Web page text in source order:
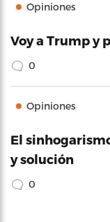
Opiniones
Voy a Trump y
0
Opiniones
El
y solución
0